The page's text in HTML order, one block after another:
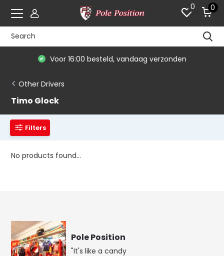
0 0
Voor 16:00 besteld, vandaag verzonden
Other Drivers
Timo Glock
Filters
No products found...
Pole Position
"It's like a candy